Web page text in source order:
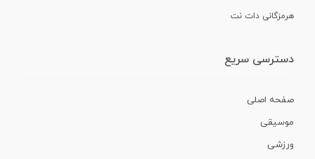
هرمزگانی دات نت
دسترسی سریع
صفحه اصلی
موسیقی
ورزشی